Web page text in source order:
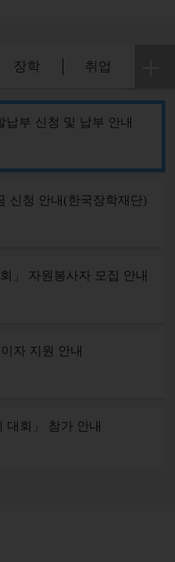
납부 신청 및 납부 안내
신청 안내(한국장학재단)
」 자원봉사자 모집 안내
자 지원 안내
대회」 참가 안내